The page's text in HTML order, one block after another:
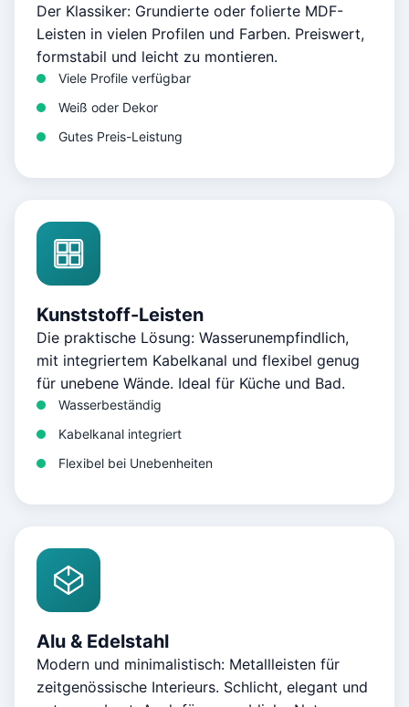
Der Klassiker: Grundierte oder folierte MDF-
Leisten in vielen Profilen und Farben. Preiswert,
formstabil und leicht zu montieren.
Viele Profile verfügbar
Weiß oder Dekor
Gutes Preis-Leistung
Kunststoff-Leisten
Die praktische Lösung: Wasserunempfindlich,
mit integriertem Kabelkanal und flexibel genug
für unebene Wände. Ideal für Küche und Bad.
Wasserbeständig
Kabelkanal integriert
Flexibel bei Unebenheiten
Alu & Edelstahl
Modern und minimalistisch: Metallleisten für
zeitgenössische Interieurs. Schlicht, elegant und